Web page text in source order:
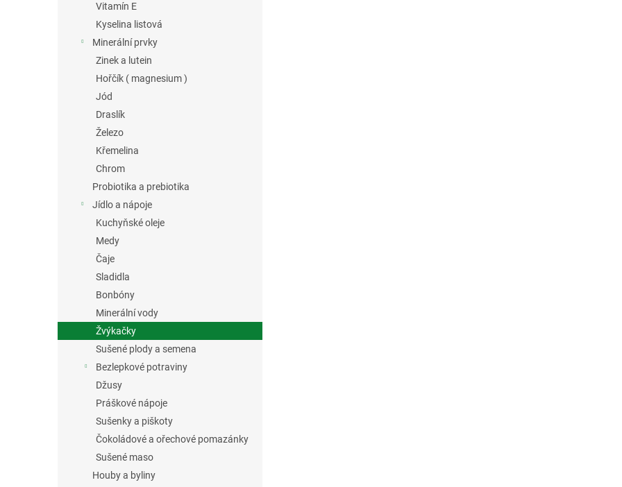
Vitamín E
Kyselina listová
Minerální prvky
Zinek a lutein
Hořčík ( magnesium )
Jód
Draslík
Železo
Křemelina
Chrom
Probiotika a prebiotika
Jídlo a nápoje
Kuchyňské oleje
Medy
Čaje
Sladidla
Bonbóny
Minerální vody
Žvýkačky
Sušené plody a semena
Bezlepkové potraviny
Džusy
Práškové nápoje
Sušenky a piškoty
Čokoládové a ořechové pomazánky
Sušené maso
Houby a byliny